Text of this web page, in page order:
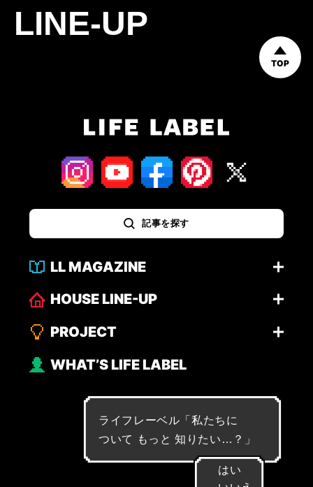
LINE-UP
TOP
記事を探す
LL MAGAZINE
HOUSE LINE-UP
PROJECT
WHAT’S LIFE LABEL
ライフレーベル「私たち に
ついて も っ と 知 り た い … ？ 」
はい